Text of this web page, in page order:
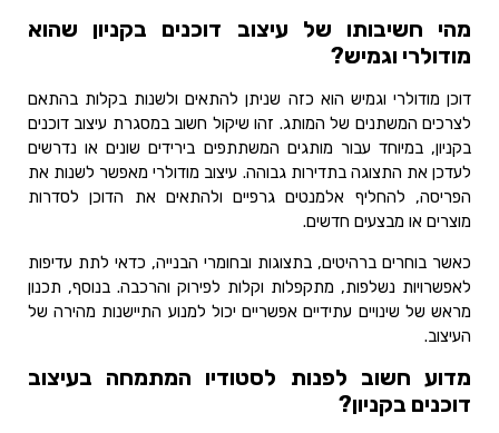
מהי חשיבותו של עיצוב דוכנים בקניון שהוא
מודולרי וגמיש?
דוכן מודולרי וגמיש הוא כזה שניתן להתאים ולשנות בקלות בהתאם
לצרכים המשתנים של המותג. זהו שיקול חשוב במסגרת עיצוב דוכנים
בקניון, במיוחד עבור מותגים המשתתפים בירידים שונים או נדרשים
לעדכן את התצוגה בתדירות גבוהה. עיצוב מודולרי מאפשר לשנות את
הפריסה, להחליף אלמנטים גרפיים ולהתאים את הדוכן לסדרות
מוצרים או מבצעים חדשים.
כאשר בוחרים ברהיטים, בתצוגות ובחומרי הבנייה, כדאי לתת עדיפות
לאפשרויות נשלפות, מתקפלות וקלות לפירוק והרכבה. בנוסף, תכנון
מראש של שינויים עתידיים אפשריים יכול למנוע התיישנות מהירה של
העיצוב.
מדוע חשוב לפנות לסטודיו המתמחה בעיצוב
דוכנים בקניון?